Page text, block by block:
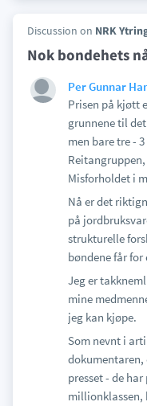
Discussion on NRK
Nok bondehets
Per Gunnar
Prisen på kjøtt
grunnene til
men bare tre -
Misforholdet i
Nå er det
på
strukturelle
bøndene får for
Jeg er
mine
jeg kan kjøpe.
Som nevnt i
dokumentaren,
presset - de
millionklassen,